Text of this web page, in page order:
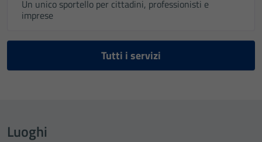
Un unico sportello per cittadini, professionisti e
imprese
Tutti i servizi
Luoghi